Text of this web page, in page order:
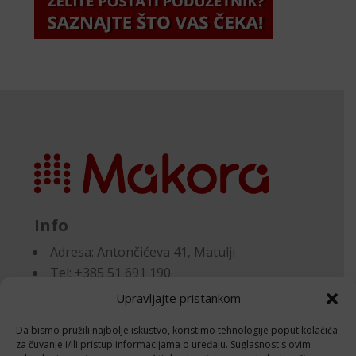
Upravljajte pristankom
Da bismo pružili najbolje iskustvo, koristimo tehnologije poput kolačića
za čuvanje i/ili pristup informacijama o uređaju. Suglasnost s ovim
Info
Adresa:Antončićeva 41, Matulji
Tel: +385 51 691 190
Email:knjigovodstvo@makora.hr
Dokumenti